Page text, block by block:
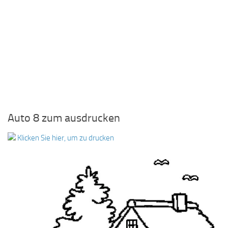
Auto 8 zum ausdrucken
Klicken Sie hier, um zu drucken